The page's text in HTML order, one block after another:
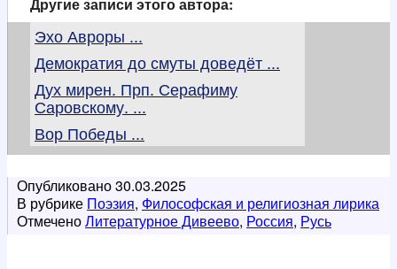
Эхо Авроры ...
Демократия до смуты доведёт ...
Дух мирен. Прп. Серафиму
Саровскому. ...
Вор Победы ...
Опубликовано30.03.2025
В рубрике Поэзия, Философская и религиозная лирика
ОтмеченоЛитературное Дивеево, Россия, Русь